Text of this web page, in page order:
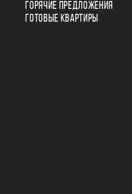
ГОРЯЧИЕ ПРЕДЛОЖЕНИЯ
ГОТОВЫЕ КВАРТИРЫ